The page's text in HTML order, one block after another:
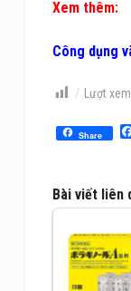
Xem thêm:
Công dụng
Lượt
Share
Bài viết liên